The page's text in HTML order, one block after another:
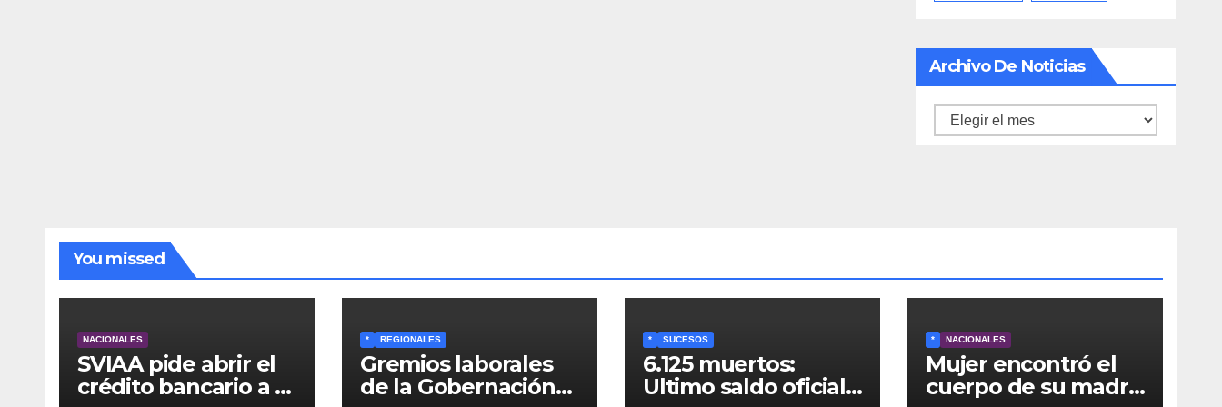
Archivo De Noticias
Archivo
You missed
NACIONALES
SVIAA pide abrir el
crédito bancario a la
* REGIONALES
Gremios laborales
de la Gobernación
* SUCESOS
6.125 muertos:
Ultimo saldo oficial
* NACIONALES
Mujer encontró el
cuerpo de su madre